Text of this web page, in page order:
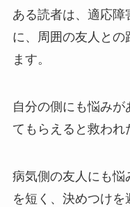
ある読者は、適応障
に、周囲の友人と
ます。
自分の側にも悩み
てもらえると救われ
病気側の友人にも
を短く、決めつけ